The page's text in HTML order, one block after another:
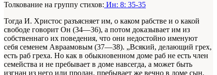
Толкование на группу стихов: Ин: 8: 35-35
Тогда И. Христос разъясняет им, о каком рабстве и о какой
свободе говорит Он (34—36), а потом доказывает им из
собственнаго их поведения, что они недостойно именуют
себя семенем Авраамовым (37—38). „Всякий, делающий грех,
есть раб греха. Но как в обыкновенном доме раб не есть член
семейства и не пребывает в доме навсегда, а может быть
изгнан из него или продан, пребывает же вечно в доме сын,